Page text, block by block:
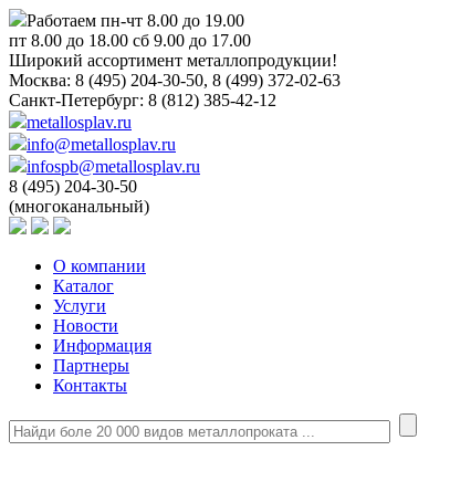
Работаем пн-чт 8.00 до 19.00
пт 8.00 до 18.00 сб 9.00 до 17.00
Широкий ассортимент металлопродукции!
Москва: 8 (495) 204-30-50, 8 (499) 372-02-63
Санкт-Петербург: 8 (812) 385-42-12
metallosplav.ru
info@metallosplav.ru
infospb@metallosplav.ru
8 (495) 204-30-50
(многоканальный)
О компании
Каталог
Услуги
Новости
Информация
Партнеры
Контакты